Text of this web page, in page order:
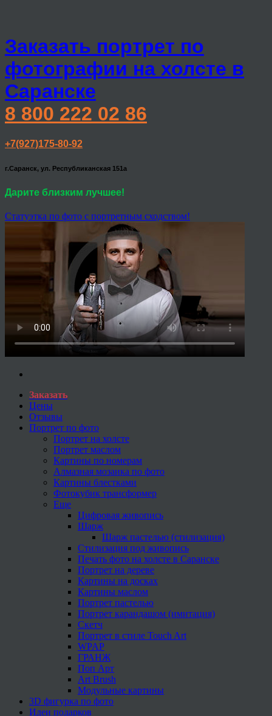
Заказать портрет по
фотографии на холсте в
Саранске
8 800 222 02 86
+7(927)175-80-92
г.Саранск, ул. Республиканская 151а
Дарите близким лучшее!
Статуэтка по фото с портретным сходством!
Заказать
Цены
Отзывы
Портрет по фото
Портрет на холсте
Портрет маслом
Картины по номерам
Алмазная мозаика по фото
Картины блестками
Фотокубик трансформер
Еще
Цифровая живопись
Шарж
Шарж пастелью (стилизация)
Стилизация под живопись
Печать фото на холсте в Саранске
Портрет на дереве
Картины на досках
Картины маслом
Портрет пастелью
Портрет карандашом (имитация)
Скетч
Портрет в стиле Touch Art
WPAP
ГРАНЖ
Поп Арт
Art Brush
Модульные картины
3D фигурка по фото
Идеи подарков